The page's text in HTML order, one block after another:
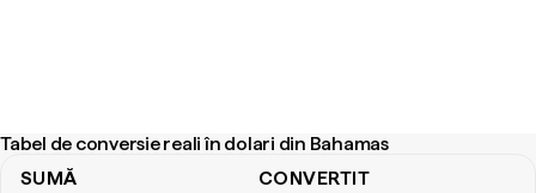
Tabel de conversie reali în dolari din Bahamas
SUMĂ CONVERTIT